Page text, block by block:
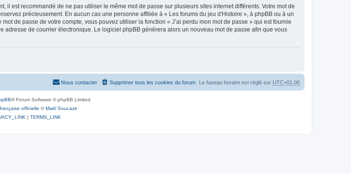
il est recommandé de ne pas utiliser le même mot de passe sur plusieurs sites internet différents. Votre mot de
précieusement. En aucun cas une personne affiliée à « Les forums du jeu d'Histoire », à phpBB ou à un
de passe de votre compte, vous pouvez utiliser la fonction « J’ai perdu mon mot de passe » qui est fournie
de courrier électronique. Le logiciel phpBB générera alors un nouveau mot de passe afin que vous
Le fuseau horaire est réglé sur UTC+01:00
Supprimer tous les cookies du forum
Nous contacter
® Forum Software © phpBB Limited
officielle ©Maël Soucaze
| TERMS_LINK